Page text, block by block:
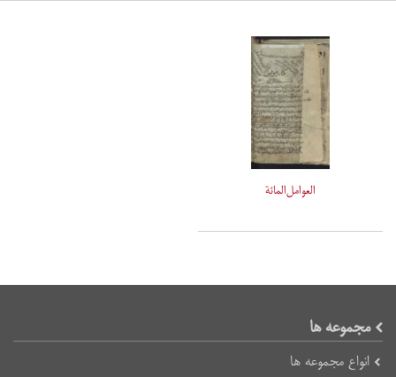
العوامل‌المائة
مجموعه ها
انواع مجموعه ها